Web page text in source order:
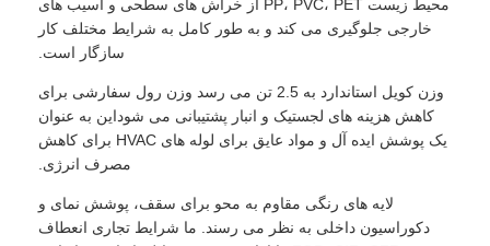
محیط زیست PP، PVC، PET از خراش های سطحی و آسیب های
خارجی جلوگیری می کند و به طور کامل به شرایط مختلف کار
سازگار است.
وزن کویل استاندارد به 2.5 تن می رسد وزن رول سفارشی برای
کاهش هزینه های لجستیک و انبار پشتیبانی می شوداین به عنوان
یک پوشش ایده آل و مواد عایق برای لوله های HVAC برای کاهش
مصرف انرژی.
لایه های رنگی مقاوم به محو برای سقف، پوشش نمای و
دکوراسیون داخلی به نظر می رسند. ما شرایط تجاری انعطاف